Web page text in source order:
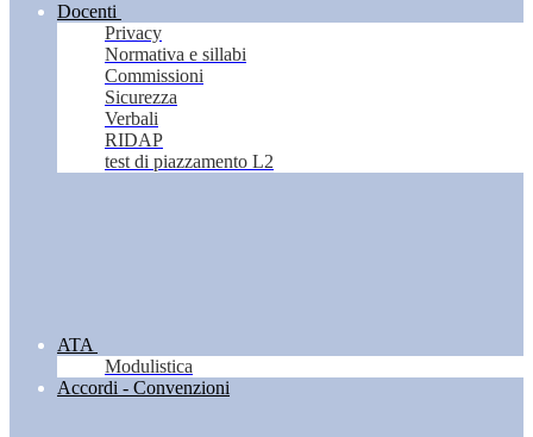
Docenti
Privacy
Normativa e sillabi
Commissioni
Sicurezza
Verbali
RIDAP
test di piazzamento L2
ATA
Modulistica
Accordi - Convenzioni